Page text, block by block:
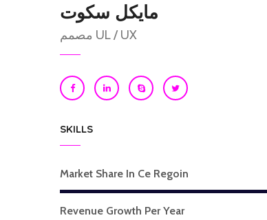
مايكل سكوت
مصمم UL / UX
SKILLS
Market Share In Ce Regoin
Revenue Growth Per Year